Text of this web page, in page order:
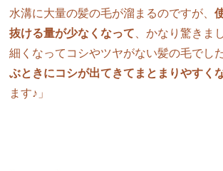
水溝に大量の髪の毛が溜まるのですが、
抜ける量が少なくなって 、かなり驚きま
細くなってコシやツヤがない髪の毛でし
ぶときにコシが出てきてまとまりやすく
ます♪」